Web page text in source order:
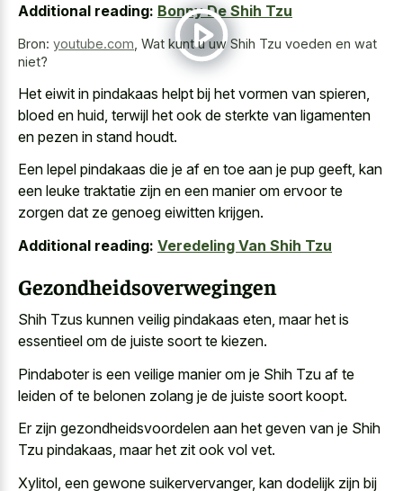
Additional reading: Bonny De Shih Tzu
Bron: youtube.com Wat kunt u uw Shih Tzu voeden en wat
niet?
Het eiwit in pindakaas helpt bij het vormen van spieren,
bloed en huid, terwijl het ook de sterkte van ligamenten
en pezen in stand houdt.
Een lepel pindakaas die je af en toe aan je pup geeft, kan
een leuke traktatie zijn en een manier om ervoor te
zorgen dat ze genoeg eiwitten krijgen.
Additional reading: Veredeling Van Shih Tzu
Gezondheidsoverwegingen
Shih Tzus kunnen veilig pindakaas eten, maar het is
essentieel om de juiste soort te kiezen.
Pindaboter is een veilige manier om je Shih Tzu af te
leiden of te belonen zolang je de juiste soort koopt.
Er zijn gezondheidsvoordelen aan het geven van je Shih
Tzu pindakaas, maar het zit ook vol vet.
Xylitol, een gewone suikervervanger, kan dodelijk zijn bij